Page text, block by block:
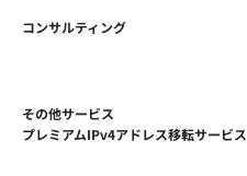
コンサルティング
その他サービス
プレミアムIPv4アドレス移転サービス